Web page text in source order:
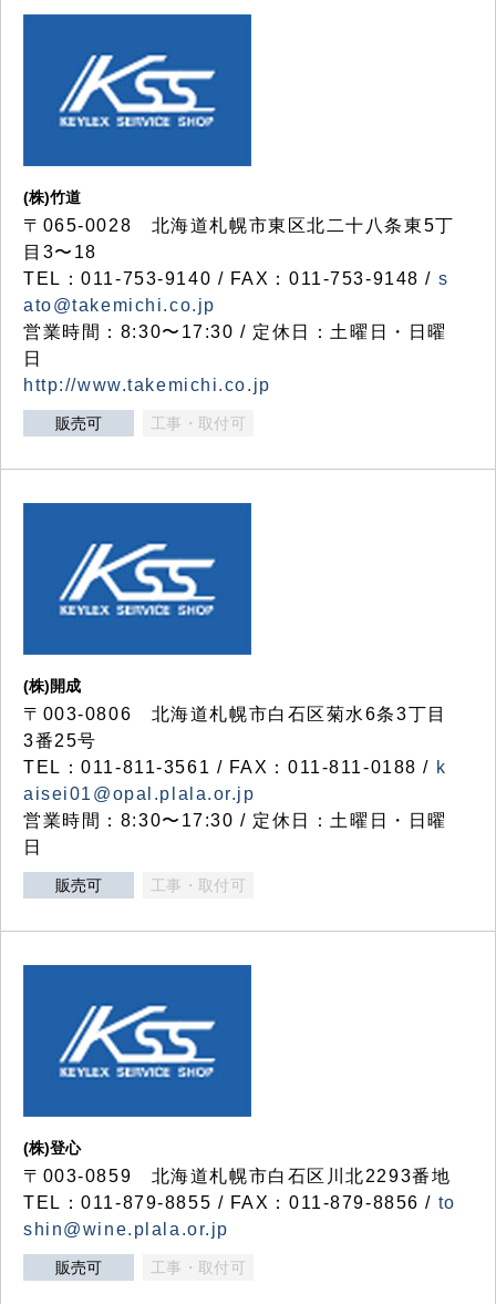
(株)竹道
〒065-0028 北海道札幌市東区北二十八条東5丁
目3〜18
TEL：011-753-9140 / FAX：011-753-9148 / s
ato@takemichi.co.jp
営業時間：8:30〜17:30 / 定休日：土曜日・日曜
日
http://www.takemichi.co.jp
販売可 工事・取付可
(株)開成
〒003-0806 北海道札幌市白石区菊水6条3丁目
3番25号
TEL：011-811-3561 / FAX：011-811-0188 / k
aisei01@opal.plala.or.jp
営業時間：8:30〜17:30 / 定休日：土曜日・日曜
日
販売可 工事・取付可
(株)登心
〒003-0859 北海道札幌市白石区川北2293番地
TEL：011-879-8855 / FAX：011-879-8856 / to
shin@wine.plala.or.jp
販売可 工事・取付可